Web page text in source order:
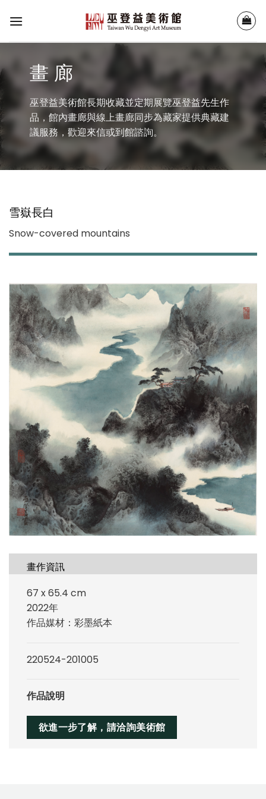
畫 廊
巫登益美術館長期收藏並定期展覽巫登益先生作
品，館內畫廊與線上畫廊同步為藏家提供典藏建
議服務，歡迎來信或到館諮詢。
雪嶽長白
Snow-covered mountains
畫作資訊
67 x 65.4 cm
2022年
作品媒材：彩墨紙本
220524-201005
作品說明
欲進一步了解，請洽詢美術館